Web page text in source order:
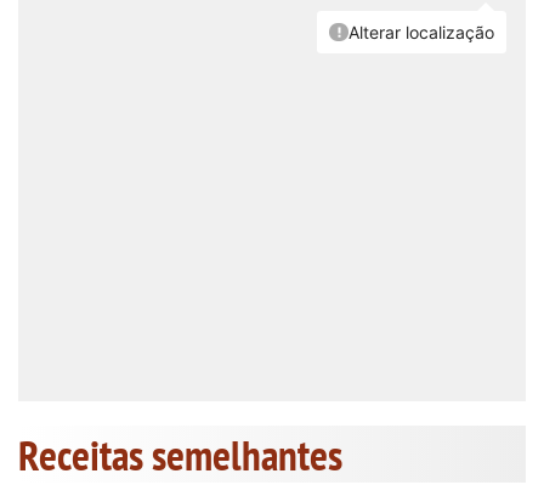
Receitas semelhantes